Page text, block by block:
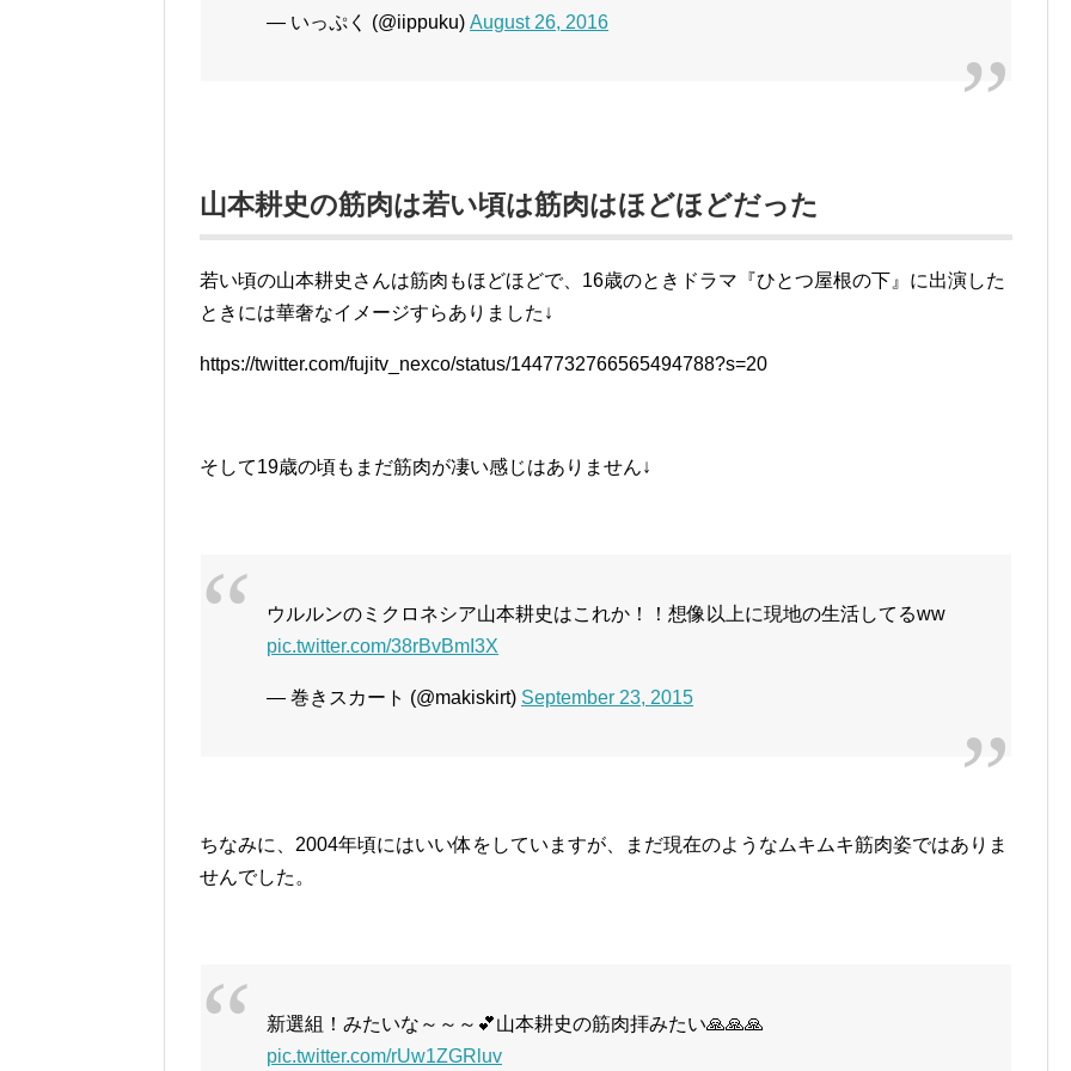
— いっぷく (@iippuku) August 26, 2016
山本耕史の筋肉は若い頃は筋肉はほどほどだった
若い頃の山本耕史さんは筋肉もほどほどで、16歳のときドラマ『ひとつ屋根の下』に出演した
ときには華奢なイメージすらありました↓
https://twitter.com/fujitv_nexco/status/1447732766565494788?s=20
そして19歳の頃もまだ筋肉が凄い感じはありません↓
ウルルンのミクロネシア山本耕史はこれか！！想像以上に現地の生活してるww
pic.twitter.com/38rBvBmI3X
— 巻きスカート (@makiskirt) September 23, 2015
ちなみに、2004年頃にはいい体をしていますが、まだ現在のようなムキムキ筋肉姿ではありま
せんでした。
新選組！みたいな～～～💕山本耕史の筋肉拝みたい🙏🙏🙏
pic.twitter.com/rUw1ZGRluv